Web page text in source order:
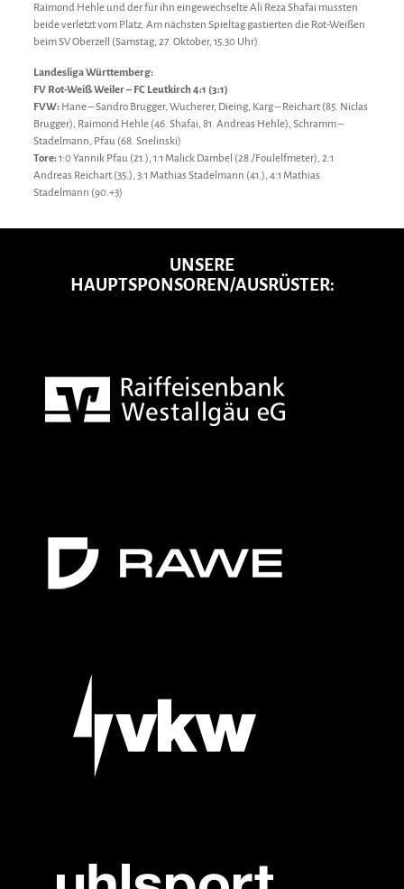
Raimond Hehle und der für ihn eingewechselte Ali Reza Shafai mussten
beide verletzt vom Platz. Am nächsten Spieltag gastierten die Rot-Weißen
beim SV Oberzell (Samstag, 27. Oktober, 15.30 Uhr).
Landesliga Württemberg:
FV Rot-Weiß Weiler – FC Leutkirch 4:1 (3:1)
FVW:Hane – Sandro Brugger, Wucherer, Dieing, Karg – Reichart (85. Niclas
Brugger), Raimond Hehle (46. Shafai, 81. Andreas Hehle), Schramm –
Stadelmann, Pfau (68. Snelinski)
Tore:1:0 Yannik Pfau (21.), 1:1 Malick Dambel (28./Foulelfmeter), 2:1
Andreas Reichart (35.), 3:1 Mathias Stadelmann (41.), 4:1 Mathias
Stadelmann (90.+3)
UNSERE
HAUPTSPONSOREN/AUSRÜSTER: